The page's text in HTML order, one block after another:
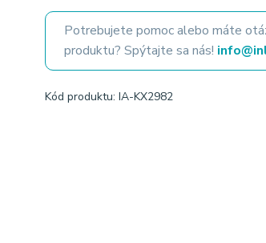
Potrebujete pomoc alebo máte
produktu? Spýtajte sa nás!
Kód produktu: IA-KX2982